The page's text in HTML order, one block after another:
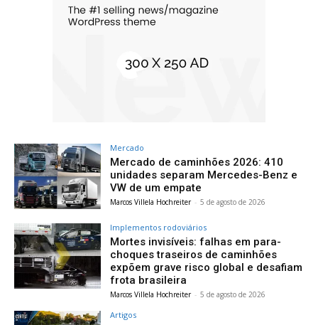
Mercado
Mercado de caminhões 2026: 410
unidades separam Mercedes-Benz e
VW de um empate
Marcos Villela Hochreiter - 5 de agosto de 2026
Implementos rodoviários
Mortes invisíveis: falhas em para-
choques traseiros de caminhões
expõem grave risco global e desafiam
frota brasileira
Marcos Villela Hochreiter - 5 de agosto de 2026
Artigos